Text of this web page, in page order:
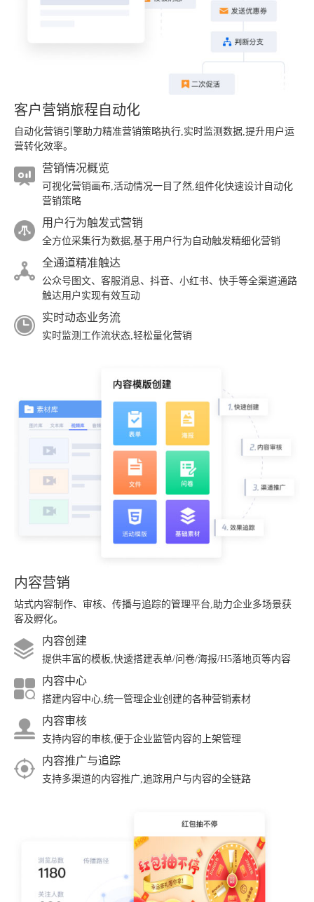
客户营销旅程自动化
自动化营销引擎助力精准营销策略执行,实时监测数据,提升用户运
营转化效率。
营销情况概览
可视化营销画布,活动情况一目了然,组件化快速设计自动化
营销策略
用户行为触发式营销
全方位采集行为数据,基于用户行为自动触发精细化营销
全通道精准触达
公众号图文、客服消息、抖音、小红书、快手等全渠道通路
触达用户实现有效互动
实时动态业务流
实时监测工作流状态,轻松量化营销
内容营销
站式内容制作、审核、传播与追踪的管理平台,助力企业多场景获
客及孵化。
内容创建
提供丰富的模板,快逶搭建表单/问卷/海报/H5落地页等内容
内容中心
搭建内容中心,统一管理企业创建的各种营销素材
内容审核
支持内容的审核,便于企业监管内容的上架管理
内容推广与追踪
支持多渠道的内容推广,追踪用户与内容的全链路